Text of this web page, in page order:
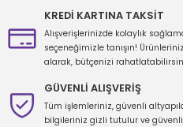
Ürün bilgilerinde hatalar
Ürün fiyatı diğer sitelerden daha
KREDİ KARTINA TAKSİT
Alışverişlerinizde kolaylık
seçeneğimizle tanışın!
alarak, bütçenizi
GÜVENLİ ALIŞVERİŞ
Tüm işlemleriniz, güvenli
bilgileriniz gizli tutulur ve